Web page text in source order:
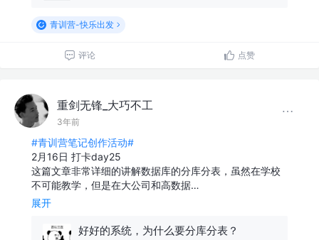
青训营-快乐出发
评论 点赞
重剑无锋_大巧不工
3年前
#青训营笔记创作活动#
2月16日 打卡day25
这篇文章非常详细的讲解数据库的分库分表，虽然在学校
不可能教学，但是在大公司和高数据…
展开
好好的系统，为什么要分库分表？